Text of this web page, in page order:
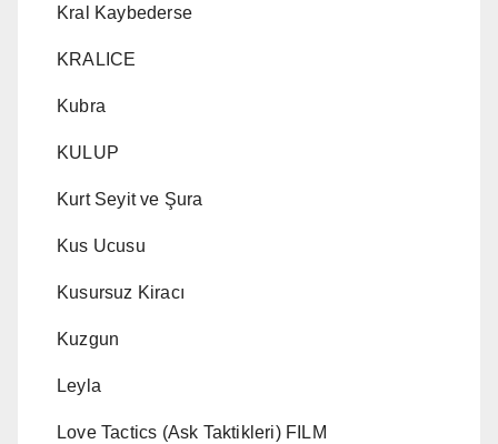
Kral Kaybederse
KRALICE
Kubra
KULUP
Kurt Seyit ve Şura
Kus Ucusu
Kusursuz Kiracı
Kuzgun
Leyla
Love Tactics (Ask Taktikleri) FILM